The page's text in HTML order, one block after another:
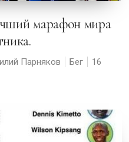
Парняков Бег
16